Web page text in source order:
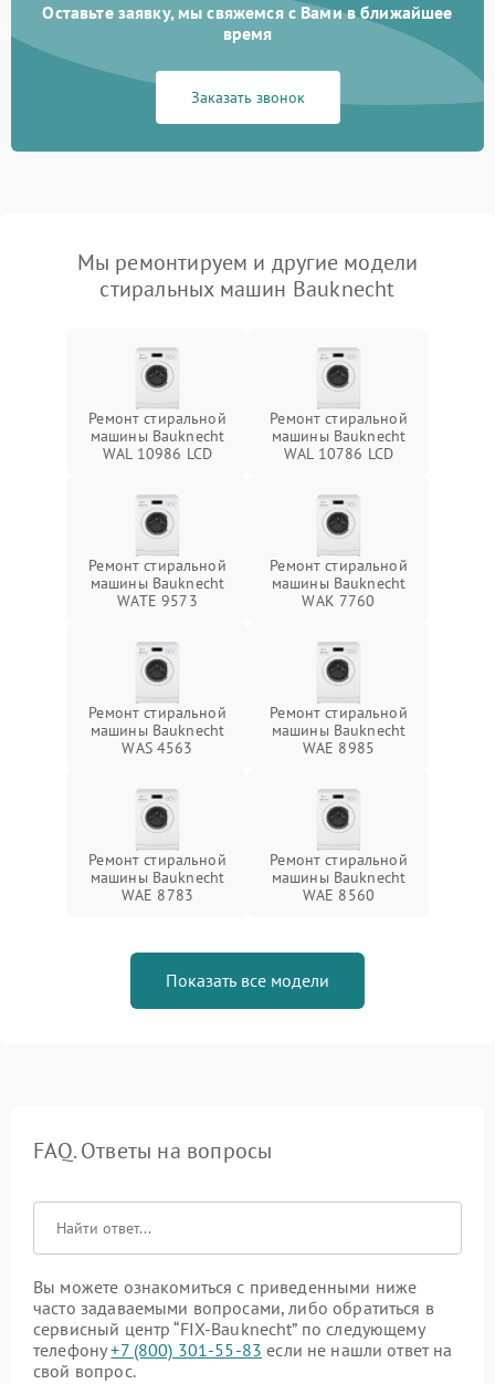
Оставьте заявку, мы свяжемся с Вами в ближайшее
время
Заказать звонок
Мы ремонтируем и другие модели
стиральных машин Bauknecht
Ремонт стиральной
машины Bauknecht
WAL 10986 LCD
Ремонт стиральной
машины Bauknecht
WAL 10786 LCD
Ремонт стиральной
машины Bauknecht
WATE 9573
Ремонт стиральной
машины Bauknecht
WAK 7760
Ремонт стиральной
машины Bauknecht
WAS 4563
Ремонт стиральной
машины Bauknecht
WAE 8985
Ремонт стиральной
машины Bauknecht
WAE 8783
Ремонт стиральной
машины Bauknecht
WAE 8560
Показать все модели
FAQ. Ответы на вопросы
Вы можете ознакомиться с приведенными ниже
часто задаваемыми вопросами, либо обратиться в
сервисный центр “FIX-Bauknecht” по следующему
телефону+7 (800) 301-55-83 если не нашли ответ на
свой вопрос.